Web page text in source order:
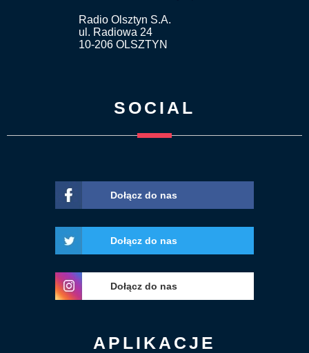
Radio Olsztyn S.A.
ul. Radiowa 24
10-206 OLSZTYN
SOCIAL
Dołącz do nas
Dołącz do nas
Dołącz do nas
APLIKACJE